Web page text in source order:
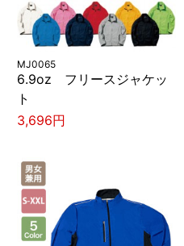
MJ0065
6.9oz フリースジャケッ
ト
3,696円